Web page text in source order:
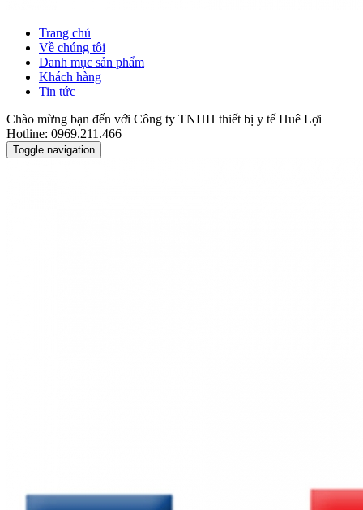
Trang chủ
Về chúng tôi
Danh mục sản phẩm
Khách hàng
Tin tức
Chào mừng bạn đến với Công ty TNHH thiết bị y tế Huê Lợi
Hotline: 0969.211.466
Toggle navigation